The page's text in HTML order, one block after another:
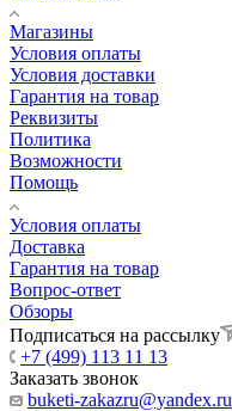
Магазины
Условия оплаты
Условия доставки
Гарантия на товар
Реквизиты
Политика
Возможности
Помощь
Условия оплаты
Доставка
Гарантия на товар
Вопрос-ответ
Обзоры
Подписаться на рассылку
+7 (499) 113 11 13
Заказать звонок
buketi-zakazru@yandex.ru